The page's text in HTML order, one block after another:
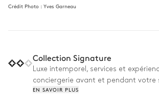
chambres, la couleur miellée du bois est
par une colonnade de carreaux en ardoise
vaporeux.
A l’extérieur, c’est tout un monde
attend. On peut profiter des pistes de
Crédit Photo : Yves Garneau
Collection Signature
Luxe intemporel, services et
conciergerie avant et pendant votre
EN SAVOIR PLUS